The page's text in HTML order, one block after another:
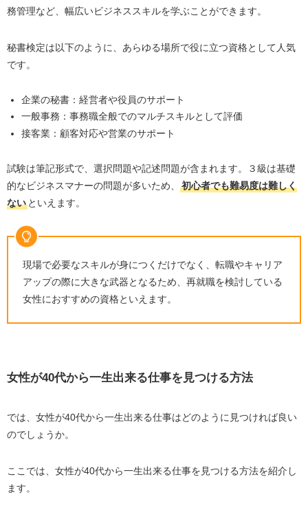
務管理など、幅広いビジネススキルを学ぶことができます。
秘書検定は以下のように、あらゆる場所で役に立つ資格として人気
です。
企業の秘書：経営者や役員のサポート
一般事務：事務職全般でのマルチスキルとして評価
接客業：顧客対応や営業のサポート
試験は筆記形式で、選択問題や記述問題が含まれます。３級は基礎
的なビジネスマナーの問題が多いため、
初心者でも難易度は難しく
ないといえます。
現場で必要なスキルが身につくだけでなく、転職やキャリア
アップの際に大きな武器となるため、再就職を検討している
女性におすすめの資格といえます。
女性が40代から一生出来る仕事を見つける方法
では、女性が40代から一生出来る仕事はどのように見つければ良い
のでしょうか。
ここでは、女性が40代から一生出来る仕事を見つける方法を紹介し
ます。